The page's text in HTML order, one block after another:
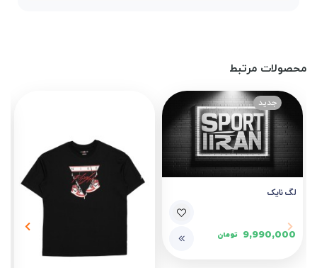
محصولات مرتبط
لگ نایک
9,990,000 تومان